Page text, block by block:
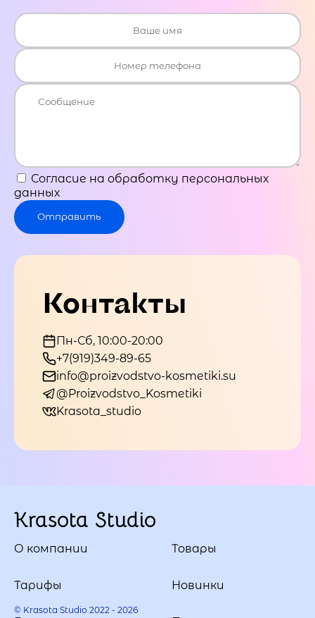
Согласие на обработку персональных
данных
Отправить
Контакты
Пн-Сб, 10:00-20:00
+7(919)349-89-65
info@proizvodstvo-kosmetiki.su
@Proizvodstvo_Kosmetiki
Krasota_studio
Krasota Studio
© Krasota Studio 2022 - 2026
О компании Товары
Тарифы Новинки